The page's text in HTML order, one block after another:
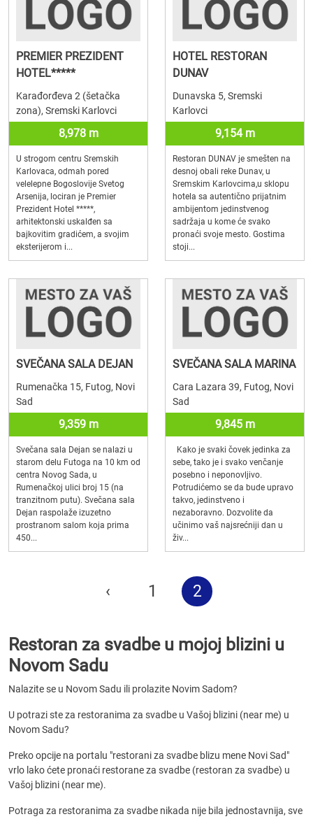
PREMIER PREZIDENT
HOTEL*****
Karađorđeva 2 (šetačka
zona), Sremski Karlovci
8,978 m
U strogom centru Sremskih
Karlovaca, odmah pored
velelepne Bogoslovije Svetog
Arsenija, lociran je Premier
Prezident Hotel *****,
arhitektonski uskalđen sa
bajkovitim gradićem, a svojim
eksterijerom i...
HOTEL RESTORAN
DUNAV
Dunavska 5, Sremski
Karlovci
9,154 m
Restoran DUNAV je smešten na
desnoj obali reke Dunav, u
Sremskim Karlovcima,u sklopu
hotela sa autentično prijatnim
ambijentom jedinstvenog
sadržaja u kome će svako
pronaći svoje mesto. Gostima
stoji...
SVEČANA SALA DEJAN
Rumenačka 15, Futog, Novi
Sad
9,359 m
Svečana sala Dejan se nalazi u
starom delu Futoga na 10 km od
centra Novog Sada, u
Rumenačkoj ulici broj 15 (na
tranzitnom putu). Svečana sala
Dejan raspolaže izuzetno
prostranom salom koja prima
450...
SVEČANA SALA MARINA
Cara Lazara 39, Futog, Novi
Sad
9,845 m
Kako je svaki čovek jedinka za
sebe, tako je i svako venčanje
posebno i neponovljivo.
Potrudićemo se da bude upravo
takvo, jedinstveno i
nezaboravno. Dozvolite da
učinimo vaš najsrećniji dan u
živ...
‹ 1 2
Restoran za svadbe u mojoj blizini u
Novom Sadu
Nalazite se u Novom Sadu ili prolazite Novim Sadom?
U potrazi ste za restoranima za svadbe u Vašoj blizini (near me) u
Novom Sadu?
Preko opcije na portalu "restorani za svadbe blizu mene Novi Sad"
vrlo lako ćete pronaći restorane za svadbe (restoran za svadbe) u
Vašoj blizini (near me).
Potraga za restoranima za svadbe nikada nije bila jednostavnija, sve